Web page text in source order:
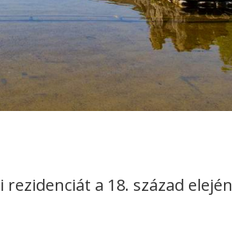
a 18. század elején